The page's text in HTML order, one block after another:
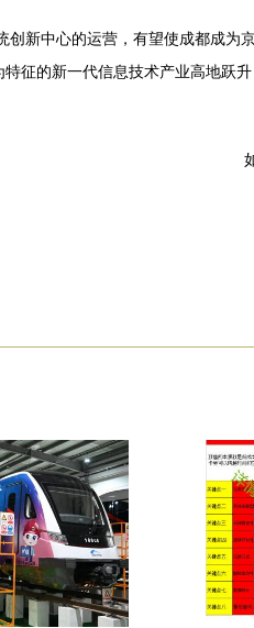
创新中心的运营，有望使成都成为
特征的新一代信息技术产业高地跃